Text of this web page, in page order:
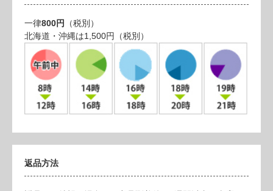
一律800円
（税別）
北海道・沖縄は1,500円（税別）
返品方法